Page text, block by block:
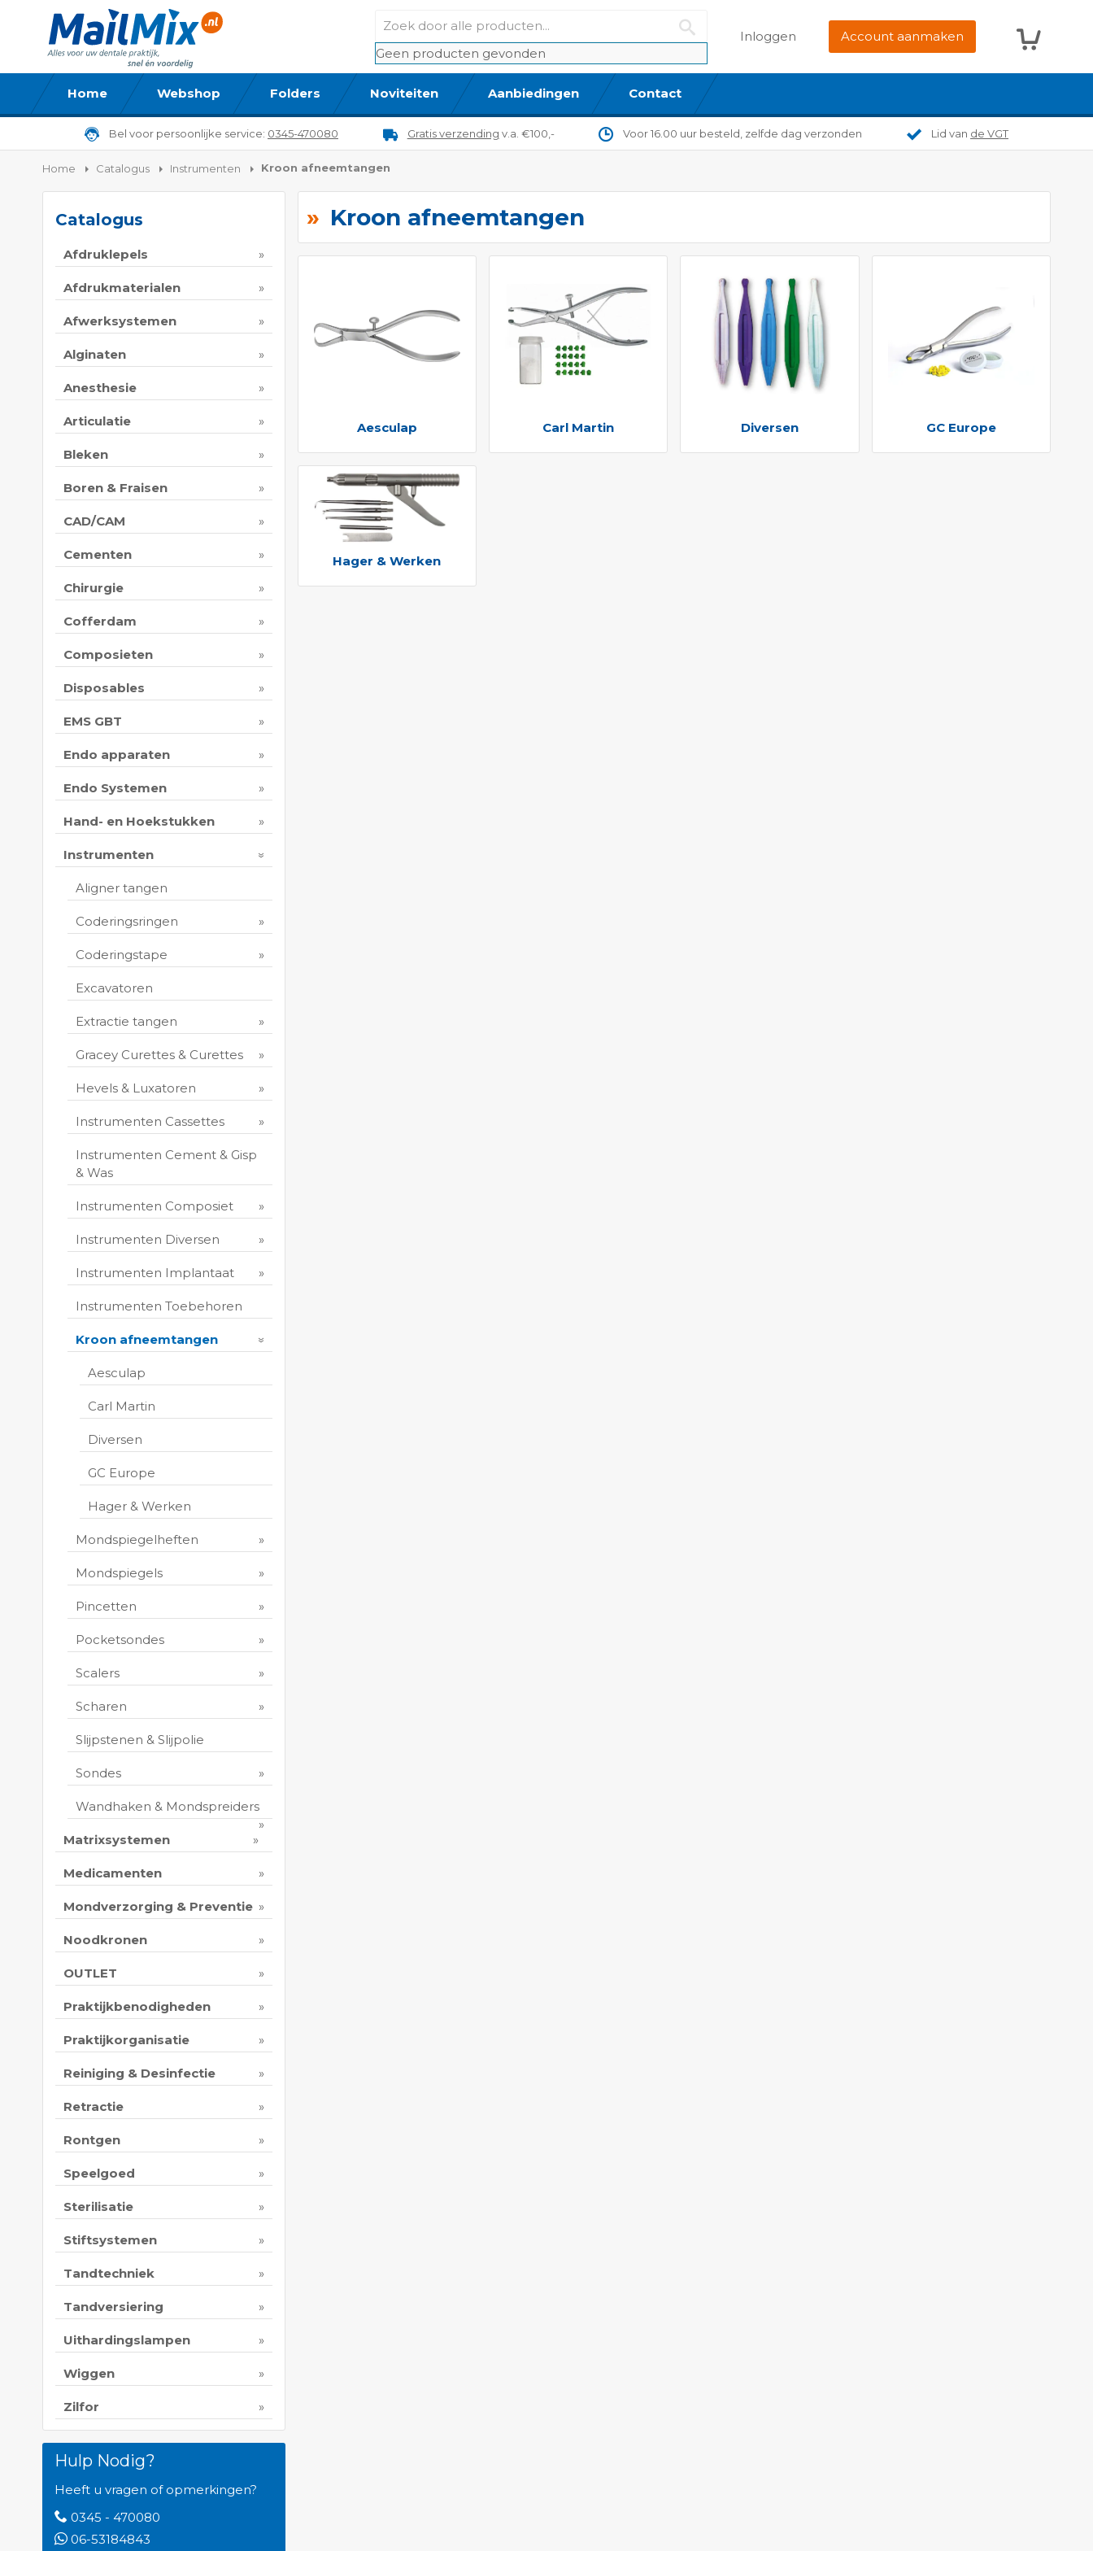
Geen producten gevonden
Inloggen Account aanmaken
Home Webshop Folders Noviteiten Aanbiedingen Contact
Bel voor persoonlijke service: 0345-470080 Gratis verzending v.a. €100,- Voor 16.00 uur besteld, zelfde dag verzonden Lid van de VGT
Home Catalogus Instrumenten Kroon afneemtangen
Kroon afneemtangen
Aesculap Carl Martin Diversen GC Europe
Hager & Werken
Catalogus
Afdruklepels
Afdrukmaterialen
Afwerksystemen
Alginaten
Anesthesie
Articulatie
Bleken
Boren & Fraisen
CAD/CAM
Cementen
Chirurgie
Cofferdam
Composieten
Disposables
EMS GBT
Endo apparaten
Endo Systemen
Hand- en Hoekstukken
Instrumenten
Aligner tangen
Coderingsringen
Coderingstape
Excavatoren
Extractie tangen
Gracey Curettes & Curettes
Hevels & Luxatoren
Instrumenten Cassettes
Instrumenten Cement & Gisp
& Was
Instrumenten Composiet
Instrumenten Diversen
Instrumenten Implantaat
Instrumenten Toebehoren
Kroon afneemtangen
Aesculap
Carl Martin
Diversen
GC Europe
Hager & Werken
Mondspiegelheften
Mondspiegels
Pincetten
Pocketsondes
Scalers
Scharen
Slijpstenen & Slijpolie
Sondes
Wandhaken & Mondspreiders
Matrixsystemen
Medicamenten
Mondverzorging & Preventie
Noodkronen
OUTLET
Praktijkbenodigheden
Praktijkorganisatie
Reiniging & Desinfectie
Retractie
Rontgen
Speelgoed
Sterilisatie
Stiftsystemen
Tandtechniek
Tandversiering
Uithardingslampen
Wiggen
Zilfor
Hulp Nodig?
Heeft u vragen of opmerkingen?
0345 - 470080
06-53184843